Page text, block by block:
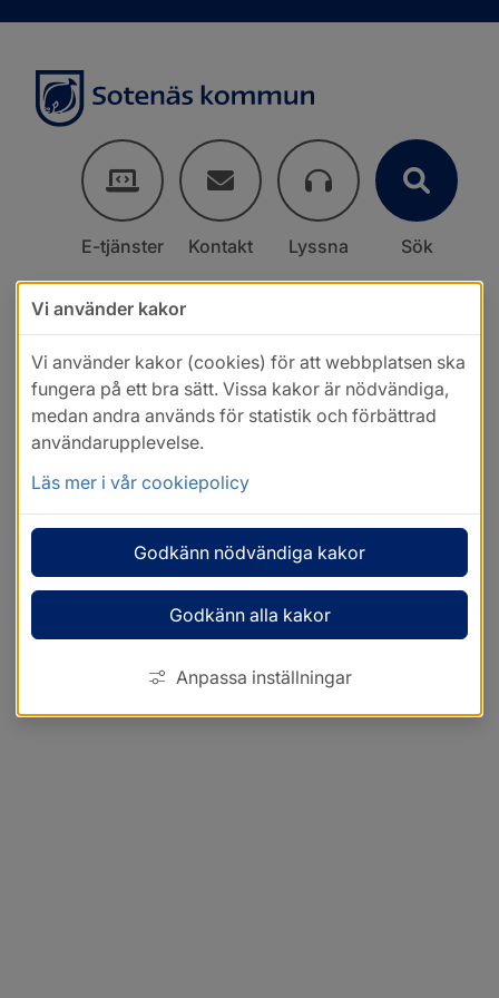
E-tjänster Kontakt Lyssna Sök
Vi använder kakor
Vi använder kakor (cookies) för att webbplatsen ska
fungera på ett bra sätt. Vissa kakor är nödvändiga,
medan andra används för statistik och förbättrad
användarupplevelse.
Läs mer i vår cookiepolicy
Godkänn nödvändiga kakor
Godkänn alla kakor
Anpassa inställningar